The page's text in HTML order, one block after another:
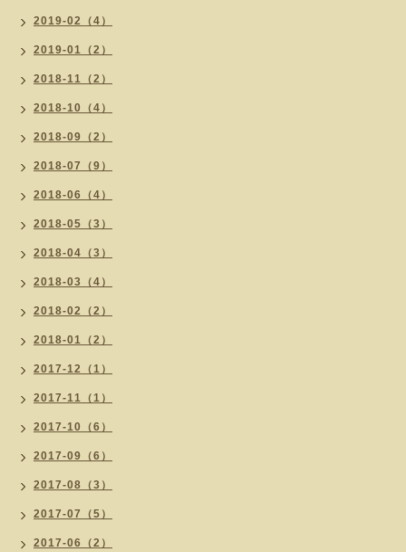
2019-02（4）
2019-01（2）
2018-11（2）
2018-10（4）
2018-09（2）
2018-07（9）
2018-06（4）
2018-05（3）
2018-04（3）
2018-03（4）
2018-02（2）
2018-01（2）
2017-12（1）
2017-11（1）
2017-10（6）
2017-09（6）
2017-08（3）
2017-07（5）
2017-06（2）